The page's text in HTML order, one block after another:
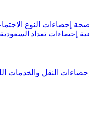
إحصاءات النوع
إحصاءات تعداد السعودية ٢٠٢٢
إحصاءات النقل والخدمات